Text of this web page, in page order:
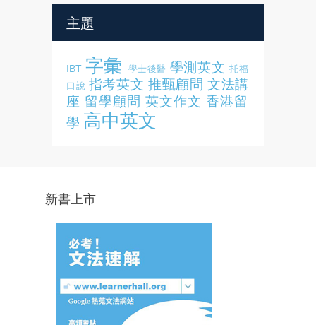
主題
IBT 字彙 學士後醫 學測英文 托福
口說 指考英文 推甄顧問 文法講
座 留學顧問 英文作文 香港留
學 高中英文
新書上市